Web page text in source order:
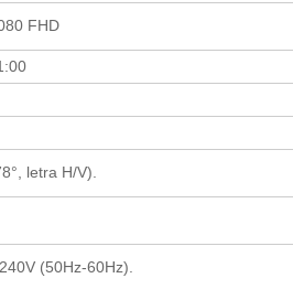
FHD
letra H/V).
(50Hz-60Hz).